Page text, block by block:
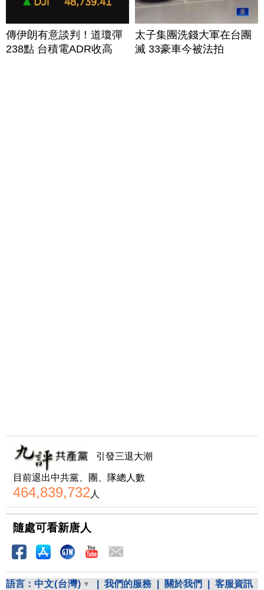
傳伊朗有意談判！道瓊彈
238點 台積電ADR收高
太子集團洗錢大軍在台團
滅 33豪車今被法拍
引發三退大潮
目前退出中共黨、團、隊總人數
464,839,732 人
隨處可看新唐人
語言： 中文(台灣) 我們的服務 關於我們 客服資訊